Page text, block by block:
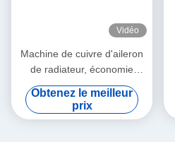
Vidéo
Machine de cuivre d'aileron
de radiateur, économie
d'énergie d'équipement
industriel de radiateur
Obtenez le meilleur
prix